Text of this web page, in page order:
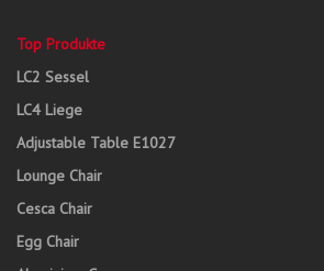
Top Produkte
LC2 Sessel
LC4 Liege
Adjustable Table E1027
Lounge Chair
Cesca Chair
Egg Chair